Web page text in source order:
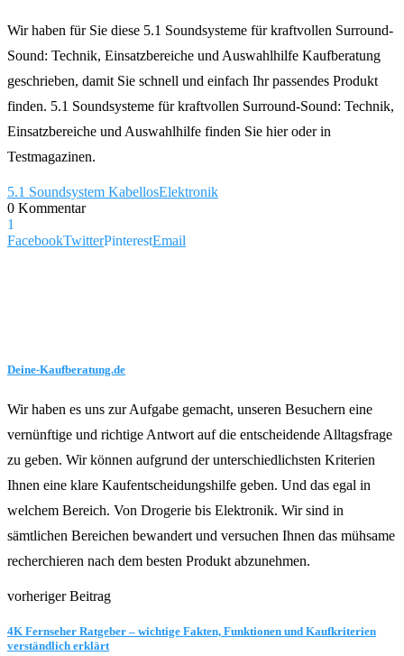
Wir haben für Sie diese 5.1 Soundsysteme für kraftvollen Surround-
Sound: Technik, Einsatzbereiche und Auswahlhilfe Kaufberatung
geschrieben, damit Sie schnell und einfach Ihr passendes Produkt
finden. 5.1 Soundsysteme für kraftvollen Surround-Sound: Technik,
Einsatzbereiche und Auswahlhilfe finden Sie hier oder in
Testmagazinen.
5.1 Soundsystem KabellosElektronik
0 Kommentar
1
FacebookTwitterPinterestEmail
Deine-Kaufberatung.de
Wir haben es uns zur Aufgabe gemacht, unseren Besuchern eine
vernünftige und richtige Antwort auf die entscheidende Alltagsfrage
zu geben. Wir können aufgrund der unterschiedlichsten Kriterien
Ihnen eine klare Kaufentscheidungshilfe geben. Und das egal in
welchem Bereich. Von Drogerie bis Elektronik. Wir sind in
sämtlichen Bereichen bewandert und versuchen Ihnen das mühsame
recherchieren nach dem besten Produkt abzunehmen.
vorheriger Beitrag
4K Fernseher Ratgeber – wichtige Fakten, Funktionen und Kaufkriterien
verständlich erklärt